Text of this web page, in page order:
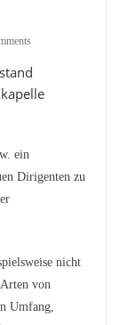
ein
Dirigenten zu
nicht
von
Umfang,